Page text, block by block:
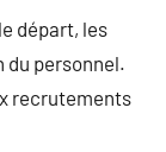
départ, les
du personnel.
recrutements